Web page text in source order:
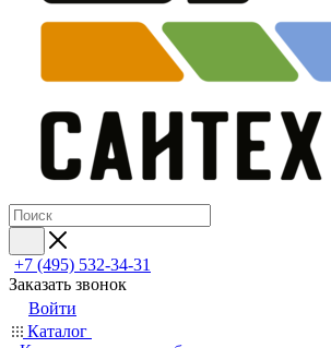
+7 (495) 532‑34‑31
Заказать звонок
Войти
Каталог